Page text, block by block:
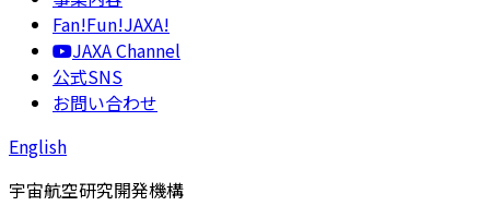
Fan!Fun!JAXA!
JAXA Channel
公式SNS
お問い合わせ
English
宇宙航空研究開発機構